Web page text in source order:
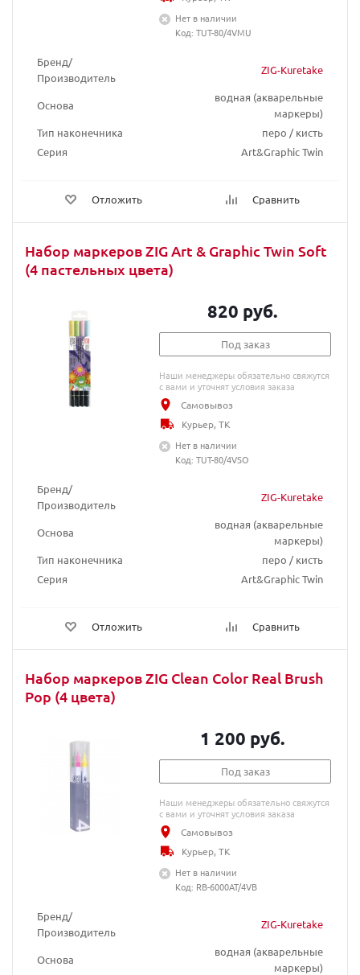
Бренд/
Производитель
ZIG-Kuretake
Основа
водная (акварельные
маркеры)
Тип наконечника
перо / кисть
Серия
Art&Graphic Twin
Отложить Сравнить
Нет в наличии
Код: TUT-80/4VMU
Набор маркеров ZIG Art & Graphic Twin Soft
(4 пастельных цвета)
Бренд/
Производитель
ZIG-Kuretake
Основа
водная (акварельные
маркеры)
Тип наконечника
перо / кисть
Серия
Art&Graphic Twin
Отложить Сравнить
820 руб.
Под заказ
Наши менеджеры обязательно свяжутся
с вами и уточнят условия заказа
Самовывоз
Курьер, ТК
Нет в наличии
Код: TUT-80/4VSO
Набор маркеров ZIG Clean Color Real Brush
Pop (4 цвета)
Бренд/
Производитель
ZIG-Kuretake
Основа
водная (акварельные
маркеры)
1 200 руб.
Под заказ
Наши менеджеры обязательно свяжутся
с вами и уточнят условия заказа
Самовывоз
Курьер, ТК
Нет в наличии
Код: RB-6000AT/4VB